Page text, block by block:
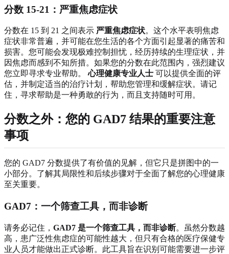
分数 15-21：严重焦虑症状
分数在 15 到 21 之间表示 严重焦虑症状。这个水平表明焦虑
症状非常普遍，并可能在您生活的各个方面引起显著的痛苦和
损害。您可能会发现极难控制担忧，经历持续的生理症状，并
因焦虑而感到不知所措。如果您的分数在此范围内，强烈建议
您立即寻求专业帮助。心理健康专业人士 可以提供全面的评
估，并制定适当的治疗计划，帮助您管理和缓解症状。请记
住，寻求帮助是一种勇敢的行为，而且支持随时可用。
分数之外：您的 GAD7 结果的重要注意
事项
您的 GAD7 分数提供了有价值的见解，但它只是拼图中的一
小部分。了解其局限性和后续步骤对于全面了解您的心理健康
至关重要。
GAD7：一个筛查工具，而非诊断
请务必记住， GAD7 是一个筛查工具，而非诊断。虽然分数越
高，患广泛性焦虑症的可能性越大，但只有合格的医疗保健专
业人员才能做出正式诊断。此工具旨在识别可能需要进一步评